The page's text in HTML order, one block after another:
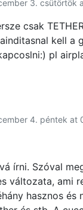
3. csütörtök
csak
kell a
pl
4. péntek at
írni. Szóval
változata, ami
hasznos és